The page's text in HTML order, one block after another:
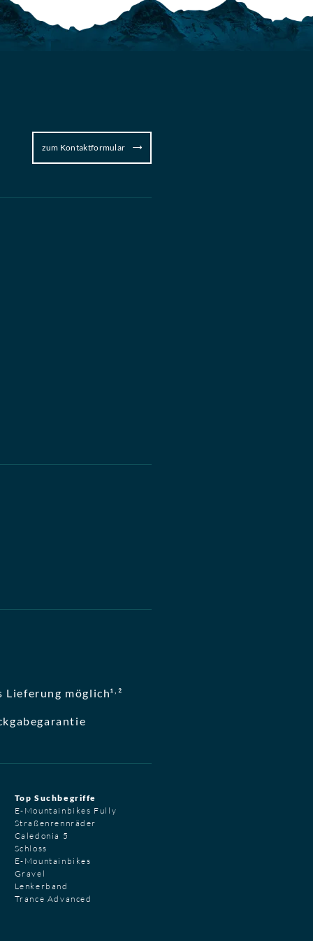
zum Kontaktformular
möglich¹ ²
Top Suchbegriffe
E-Mountainbikes Fully
Straßenrennräder
Caledonia 5
Schloss
E-Mountainbikes
Gravel
Lenkerband
Trance Advanced